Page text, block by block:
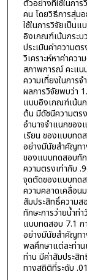
ตัวอย่างที่ใช้ในกา
คน โดยวิธีการสุ่ม
ใช้ในการวิจัยเป็น
อิงเกณฑ์เน้นกระบ
ประเมินค่าความต
วิเคราะห์หาค่าคว
สภาพการณ์ คะแน
ความเที่ยงในการ
ผลการวิจัยพบว่า
แบบอิงเกณฑ์เน้น
ต้น มีดัชนีความตร
อำนาจจำแนกขอ
เรียน ของแบบทด
อย่างมีนัยสำคัญท
ของแบบทดสอบทั
ความตรงเท่ากับ
จุดตัดของแบบทดส
ความคลาดเคลื่อน
สัมประสิทธิ์ความ
ทักษะการว่ายน้ำท่
แบบทดสอบ 7.1 ก
อย่างมีนัยสำคัญทา
พลศึกษาแต่ละท่าน
ท่าน มีค่าสัมประสิ
ทางสถิติที่ระดับ .01